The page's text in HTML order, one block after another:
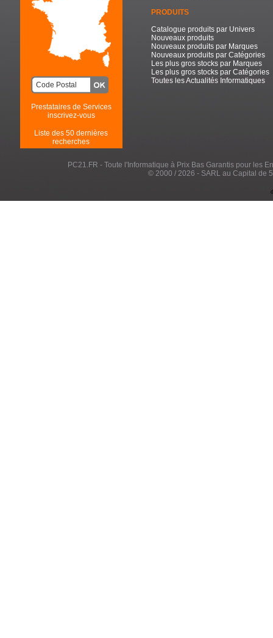
Prestataires de Services
inscrivez-vous
Liste des 50 dernières
recherches
PRODUITS
Catalogue produits par Univers
Nouveaux produits
Nouveaux produits par Marques
Nouveaux produits par Catégories
Les plus gros stocks par Marques
Les plus gros stocks par Catégories
Toutes les Actualités Informatiques
PC21.FR - Toute l'Informatique à Prix Bas Garantis pour les
© 2000 / 2026 - SARL au Capital de